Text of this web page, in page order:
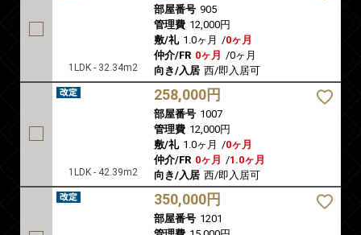
1LDK - 32.34m2
部屋番号 905
管理費 12,000円
敷/礼 1.0ヶ月 /0ヶ月
仲介/FR 0ヶ月 /0ヶ月
向き/入居 西/即入居可
1LDK - 42.39m2
258,000円
部屋番号 1007
管理費 12,000円
敷/礼 1.0ヶ月 /0ヶ月
仲介/FR 0ヶ月 /1.0ヶ月
向き/入居 西/即入居可
350,000円
部屋番号 1201